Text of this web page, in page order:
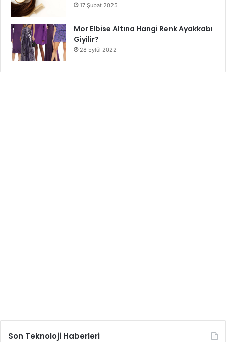
17 Şubat 2025
Mor Elbise Altına Hangi Renk Ayakkabı
Giyilir?
28 Eylül 2022
Son Teknoloji Haberleri